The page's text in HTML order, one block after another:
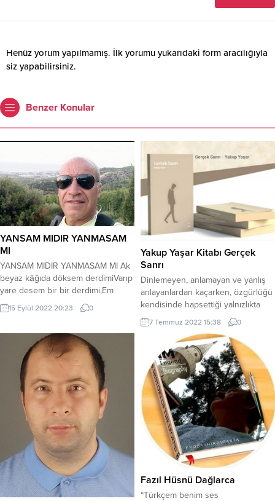
Henüz yorum yapılmamış. İlk yorumu yukarıdaki form aracılığıyla
siz yapabilirsiniz.
Benzer Konular
YANSAM MIDIR YANMASAM
MI
YANSAM MIDIR YANMASAM MI Ak
beyaz kâğıda döksem derdimiVarıp
yare desem bir bir derdimi,Em
olurmu bilmem görse
halimiSöylesem bir başka
gülleri açmış Dağılmış saçları
gerdena taşmış,Sıkmış entarisi
düğmeler açmışSevsem bir
başkadır sevmesem mi ki. Taramış
zülfünü yürek yakıyorSalmış
düğmeleri göğüs coşuyor,Öyle
cilveli ki nazı yakıyorYansammıdır...
15 Eylül 2022 20:23 0
Yakup Yaşar Kitabı Gerçek
Sanrı
Dinlemeyen, anlamayan ve yanlış
anlayanlardan kaçarken, özgürlüğü
kendisinde hapsettiği yalnızlıkta
bulan gencin romanı… Yazarın
tiyatroman kavramı ile tanımladığı
romanda bir gencin gözünden
gerçek, düş ve sanrı üçgenine
sıkışan insanın çaresizliği
anlatılmaktadır.Bu sıkışmışlık
içerisinde var olma mücadelesi
veren genç bir gün bir yolculuğa
çıkar. “Yol” un metaforik bir imge
olarak kullanıldığı...
7 Temmuz 2022 15:38 0
Fazıl Hüsnü Dağlarca
“Türkçem benim ses